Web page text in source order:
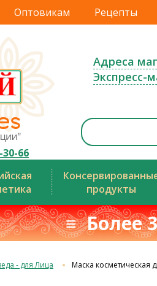
Оптовикам Рецепты
66
Адреса
Экспресс-
продукты
≡ Более
- для Лица Маска косметическая